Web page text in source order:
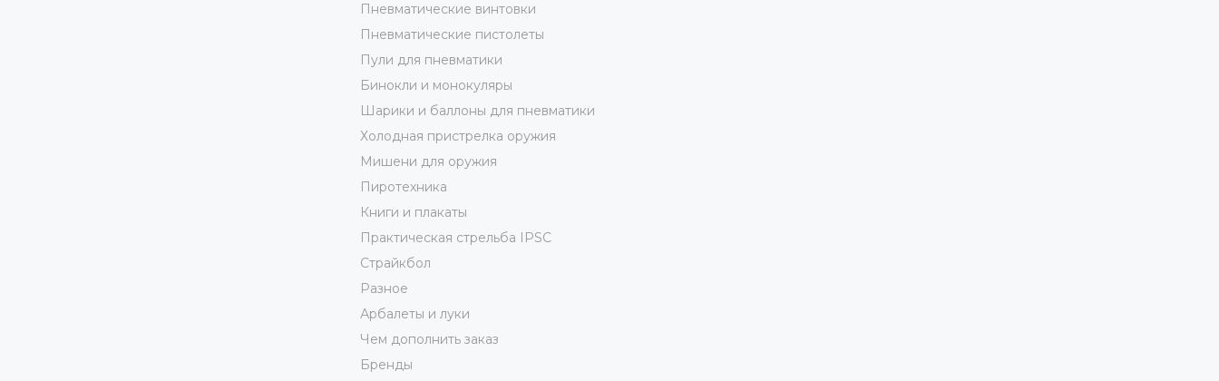
Пневматические винтовки
Пневматические пистолеты
Пули для пневматики
Бинокли и монокуляры
Шарики и баллоны для пневматики
Холодная пристрелка оружия
Мишени для оружия
Пиротехника
Книги и плакаты
Практическая стрельба IPSC
Страйкбол
Разное
Арбалеты и луки
Чем дополнить заказ
Бренды